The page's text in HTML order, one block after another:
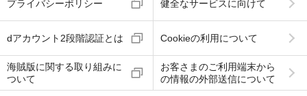
プライバシーポリシー 健全なサービスに向けて
dアカウント2段階認証とは Cookieの利用について
海賊版に関する取り組みに
ついて
お客さまのご利用端末から
の情報の外部送信について